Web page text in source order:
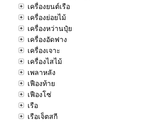
เครื่องยนต์เรือ
เครื่องย่อยไม้
เครื่องหว่านปุ๋ย
เครื่องอัดฟาง
เครื่องเจาะ
เครื่องไสไม้
เพลาหลัง
เฟืองท้าย
เฟืองโซ่
เรือ
เรือเจ็ตสกี